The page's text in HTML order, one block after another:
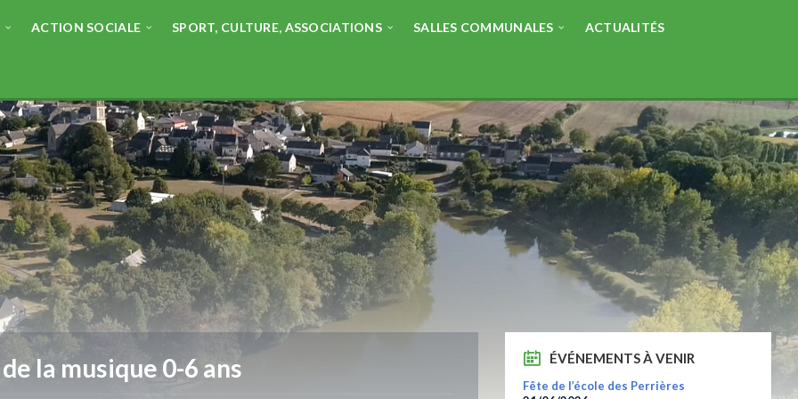
ACTION SOCIALE SPORT, CULTURE, ASSOCIATIONS SALLES COMMUNALES ACTUALITÉS
la musique 0-6 ans ÉVÉNEMENTS À VENIR
Fête de l’école des Perrières